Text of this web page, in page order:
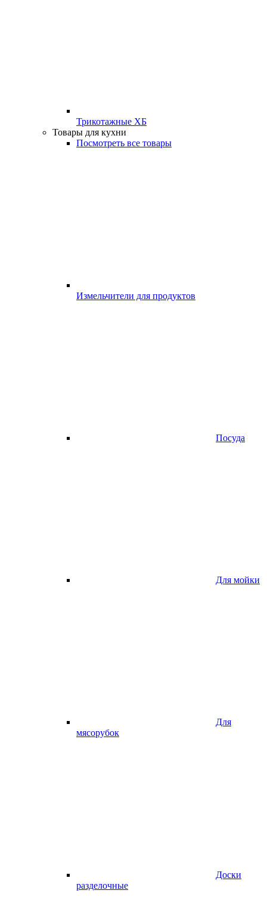
Трикотажные ХБ
Товары для кухни
Посмотреть все товары
Измельчители для продуктов
Посуда
Для мойки
Для
мясорубок
Доски
разделочные